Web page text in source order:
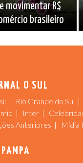
movimentar R$
brasileiro
O SUL
Rio Grande do Sul
Inter
Anteriores
Mídia